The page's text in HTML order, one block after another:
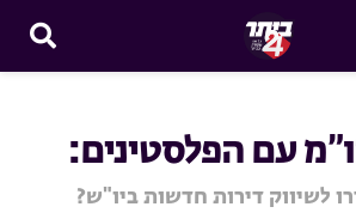
עם הפלסטינים:
לשיווק דירות חדשות ביו"ש?